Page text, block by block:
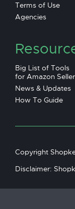
Terms of Use
Agencies
Big List of Tools
for Amazon
News & Updates
How To Guide
Copyright
Disclaimer: